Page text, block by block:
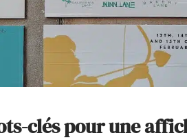
clés pour une